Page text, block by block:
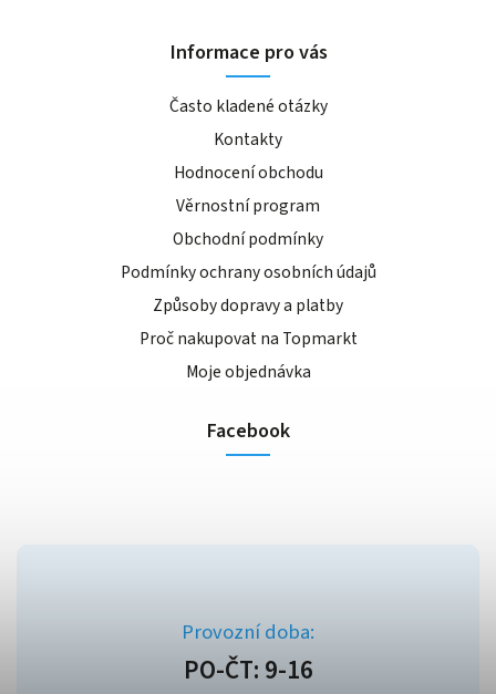
Informace pro vás
Často kladené otázky
Kontakty
Hodnocení obchodu
Věrnostní program
Obchodní podmínky
Podmínky ochrany osobních údajů
Způsoby dopravy a platby
Proč nakupovat na Topmarkt
Moje objednávka
Facebook